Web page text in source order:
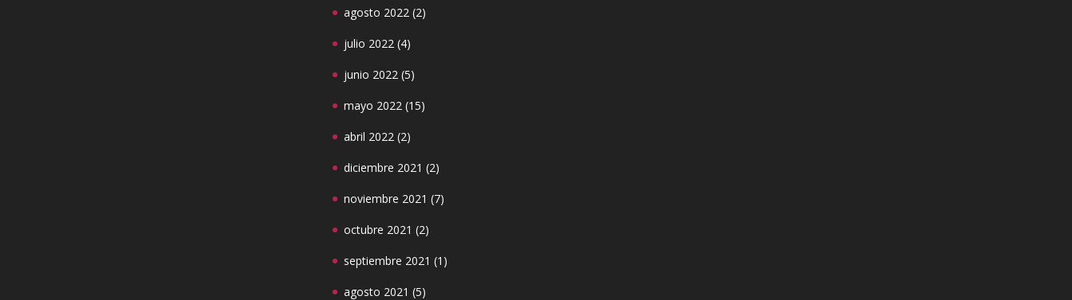
agosto 2022 (2)
julio 2022 (4)
junio 2022 (5)
mayo 2022 (15)
abril 2022 (2)
diciembre 2021 (2)
noviembre 2021 (7)
octubre 2021 (2)
septiembre 2021 (1)
agosto 2021 (5)